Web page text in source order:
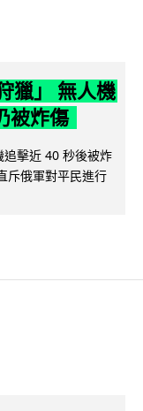
獵」 無人機
被炸傷
追擊近 40 秒後被炸
斥俄軍對平民進行